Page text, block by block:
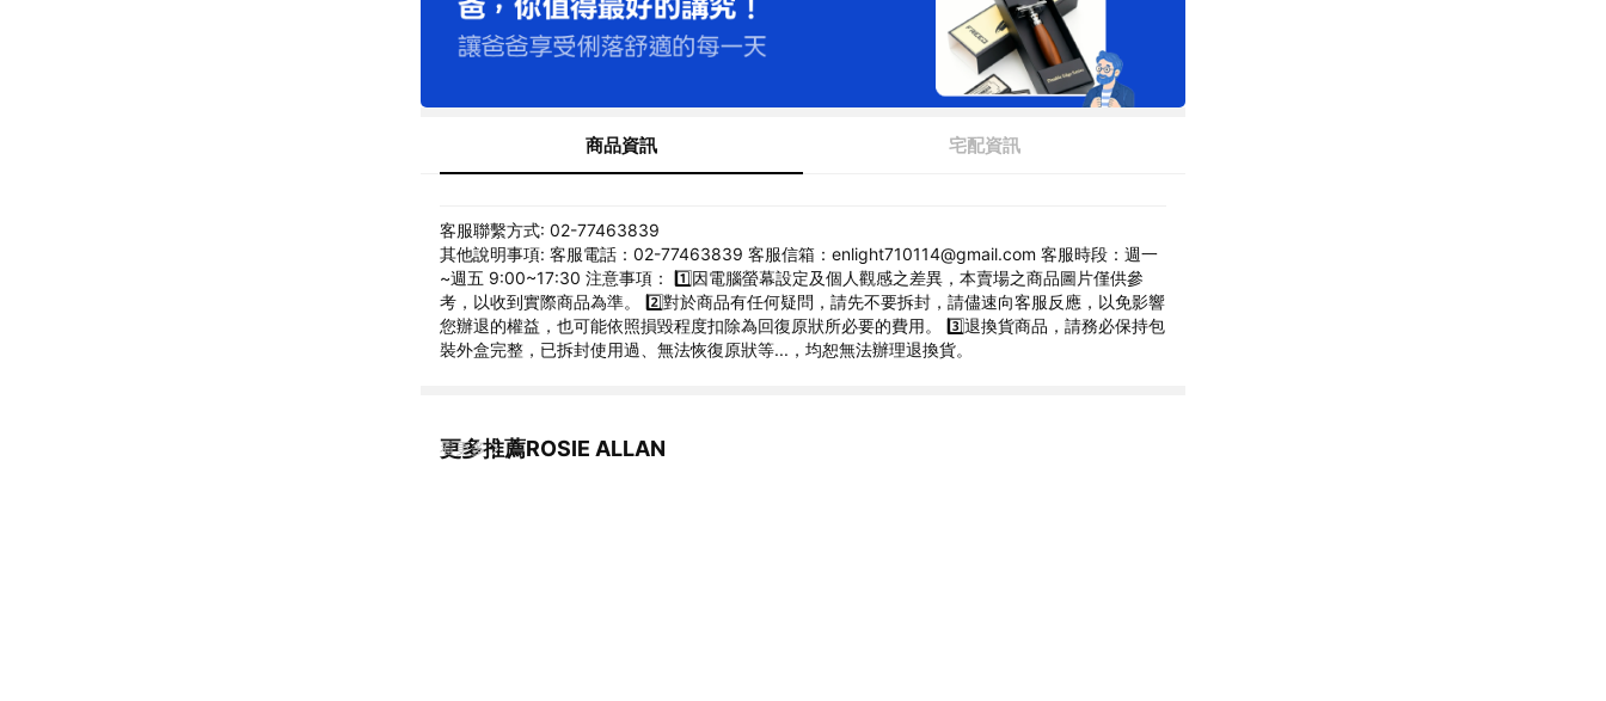
商品資訊 宅配資訊
客服聯繫方式: 02-77463839
其他說明事項: 客服電話：02-77463839 客服信箱：enlight710114@gmail.com 客服時段：週一
~週五 9:00~17:30 注意事項： 1️⃣因電腦螢幕設定及個人觀感之差異，本賣場之商品圖片僅供參
考，以收到實際商品為準。 2️⃣對於商品有任何疑問，請先不要拆封，請儘速向客服反應，以免影響
您辦退的權益，也可能依照損毀程度扣除為回復原狀所必要的費用。 3️⃣退換貨商品，請務必保持包
裝外盒完整，已拆封使用過、無法恢復原狀等...，均恕無法辦理退換貨。
更多推薦ROSIE ALLAN
看更多